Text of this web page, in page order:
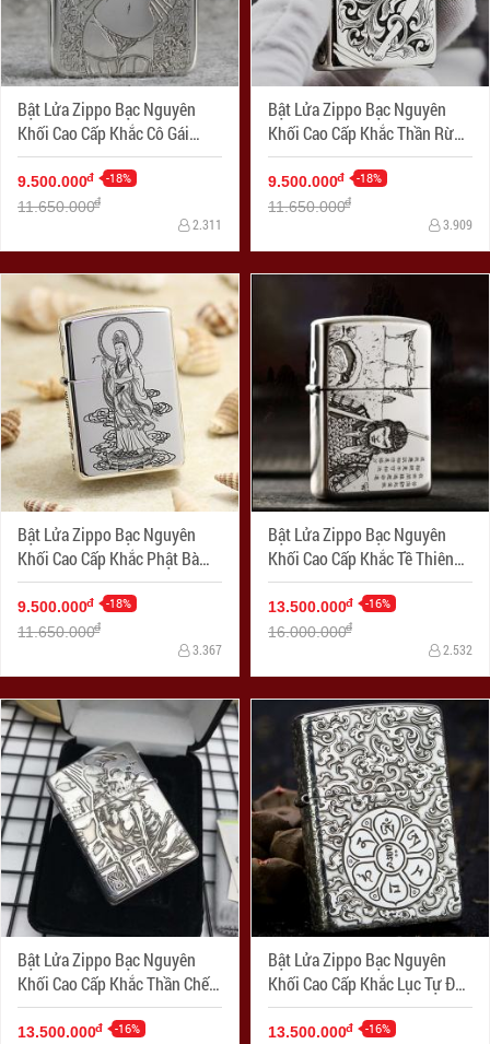
Bật Lửa Zippo Bạc Nguyên
Khối Cao Cấp Khắc Cô Gái
Sexy Và Đâu Lâu Phiên Bản
1941
9.500.000đ -18%
11.650.000đ
2.311
Bật Lửa Zippo Bạc Nguyên
Khối Cao Cấp Khắc Thần Rừng
Bản Chém Góc
9.500.000đ -18%
11.650.000đ
3.909
Bật Lửa Zippo Bạc Nguyên
Khối Cao Cấp Khắc Phật Bà
Quan Âm
9.500.000đ -18%
11.650.000đ
3.367
Bật Lửa Zippo Bạc Nguyên
Khối Cao Cấp Khắc Tề Thiên
Đại Thánh Armor
13.500.000đ -16%
16.000.000đ
2.532
Bật Lửa Zippo Bạc Nguyên
Khối Cao Cấp Khắc Thần Chết
Armor
13.500.000đ -16%
Bật Lửa Zippo Bạc Nguyên
Khối Cao Cấp Khắc Lục Tự Đại
Minh Chú Armor
13.500.000đ -16%